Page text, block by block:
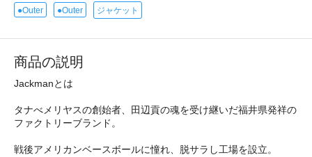
●Outer ●Outer ジャケット
商品の説明
Jackmanとは
タナべメリヤスの創始者、田辺貢の魂を受け継いだ福井県発祥の
ファクトリーブランド。
戦後アメリカンベースボールに憧れ、脱サラし工場を設立。